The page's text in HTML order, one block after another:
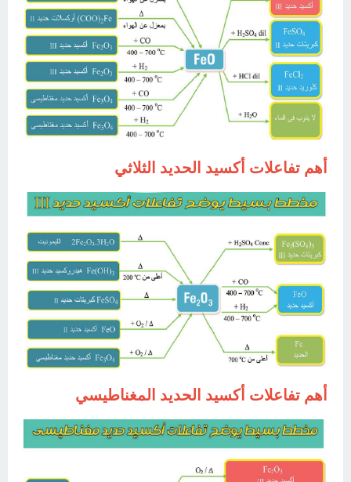
أهم تفاعلات أكسيد الحديد الثلاثي
أهم تفاعلات أكسيد الحديد المغناطيسي